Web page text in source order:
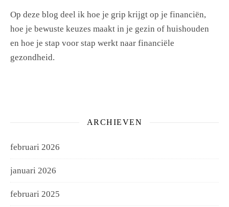
Op deze blog deel ik hoe je grip krijgt op je financiën,
hoe je bewuste keuzes maakt in je gezin of huishouden
en hoe je stap voor stap werkt naar financiële
gezondheid.
ARCHIEVEN
februari 2026
januari 2026
februari 2025